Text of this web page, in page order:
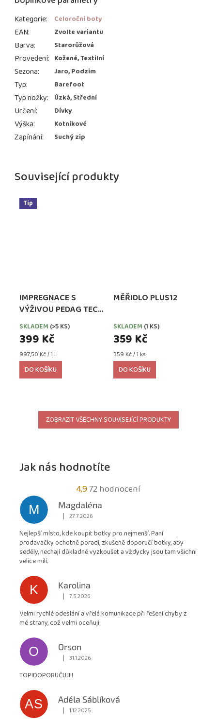
Související produkty
Tip
IMPREGNACE S
VÝŽIVOU PEDAG TECH
WATERPROOFER,
EXTRA SILNÁ
SKLADEM (>5 KS)
399 Kč
Měrná
cena:
997,50 Kč / 1 l
DO KOŠÍKU
MĚŘIDLO PLUS12
SKLADEM (1 KS)
359 Kč
Měrná
cena:
359 Kč / 1 ks
DO KOŠÍKU
ZOBRAZIT VŠECHNY SOUVISEJÍCÍ PRODUKTY
Kategorie: Celoroční boty
EAN: Zvolte variantu
Barva: Starorůžová
Provedení: Kožené, Textilní
Sezona: Jaro, Podzim
Typ: Barefoot
Typ nožky: Úzká, Střední
Určení: Dívky
Výška: Kotníkové
Zapínání: Suchý zip
Jak nás hodnotíte
4,9Průměrné
hodnocení
obchodu
4,9
z
72 hodnocení
M
Magdaléna
Hodnocení obchodu je 5 z 5 hvězdiček.
| 27.7.2026
Nejlepší místo, kde koupit botky pro nejmenší. Paní
prodavačky ochotně poradí, zkušeně doporučí botky, aby
seděly, nechají důkladně vyzkoušet a vždycky jsou tam všichni
velice milí.
K
Karolina
Hodnocení obchodu je 5 z 5 hvězdiček.
| 7.5.2026
Velmi rychlé odeslání a vřelá komunikace při řešení chyby z
mé strany, což velmi oceňuji.
O
Orson
Hodnocení obchodu je 5 z 5 hvězdiček.
| 31.1.2026
TOP!DOPORUČUJI!!
AS
Adéla Sáblíková
Hodnocení obchodu je 5 z 5 hvězdiček.
| 1.12.2025